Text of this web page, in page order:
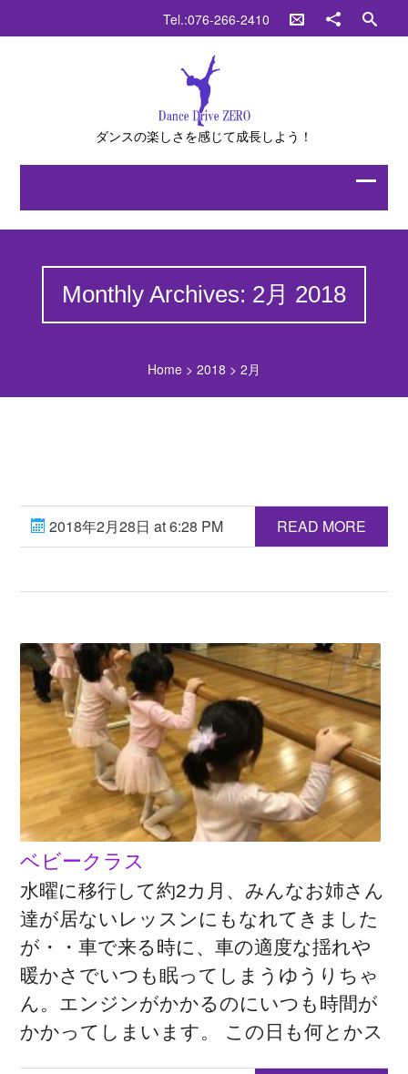
Tel.:076-266-2410
ダンスの楽しさを感じて成長しよう！
Monthly Archives: 2月 2018
Home> 2018 > 2月
2018年2月28日 at 6:28 PM READ MORE
ベビークラス
水曜に移行して約2カ月、みんなお姉さん
達が居ないレッスンにもなれてきました
が・・車で来る時に、車の適度な揺れや
暖かさでいつも眠ってしまうゆうりちゃ
ん。エンジンがかかるのにいつも時間が
かかってしまいます。 この日も何とかス